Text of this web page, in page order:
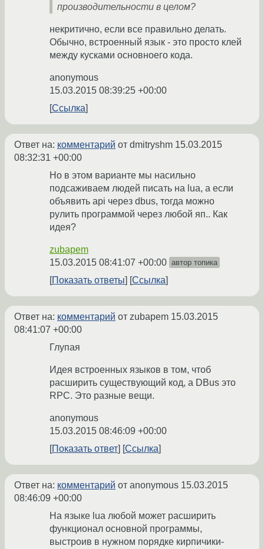
производительности в целом?
некритично, если все правильно делать.
Обычно, встроенный язык - это просто клей
между кусками основноего кода.
anonymous
15.03.2015 08:39:25 +00:00
Ссылка
Ответ на: комментарий от dmitryshm 15.03.2015
08:32:31 +00:00
Но в этом варианте мы насильно
подсаживаем людей писать на lua, а если
объявить api через dbus, тогда можно
рулить программой через любой яп.. Как
идея?
zubapem
15.03.2015 08:41:07 +00:00 автор топика
Показать ответы Ссылка
Ответ на: комментарий от zubapem 15.03.2015
08:41:07 +00:00
Глупая
Идея встроенных языков в том, чтоб
расширить существующий код, а DBus это
RPC. Это разные вещи.
anonymous
15.03.2015 08:46:09 +00:00
Показать ответ
Ссылка
Ответ на: комментарий от anonymous 15.03.2015
08:46:09 +00:00
На языке lua любой может расширить
функционал основной программы,
выстроив в нужном порядке кирпичики-